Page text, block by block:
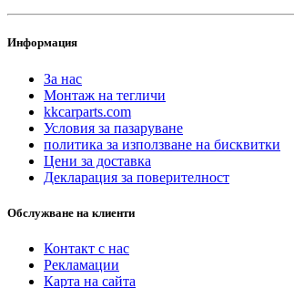
Информация
За нас
Монтаж на тегличи
kkcarparts.com
Условия за пазаруване
политика за използване на бисквитки
Цени за доставка
Декларация за поверителност
Обслужване на клиенти
Контакт с нас
Рекламации
Карта на сайта